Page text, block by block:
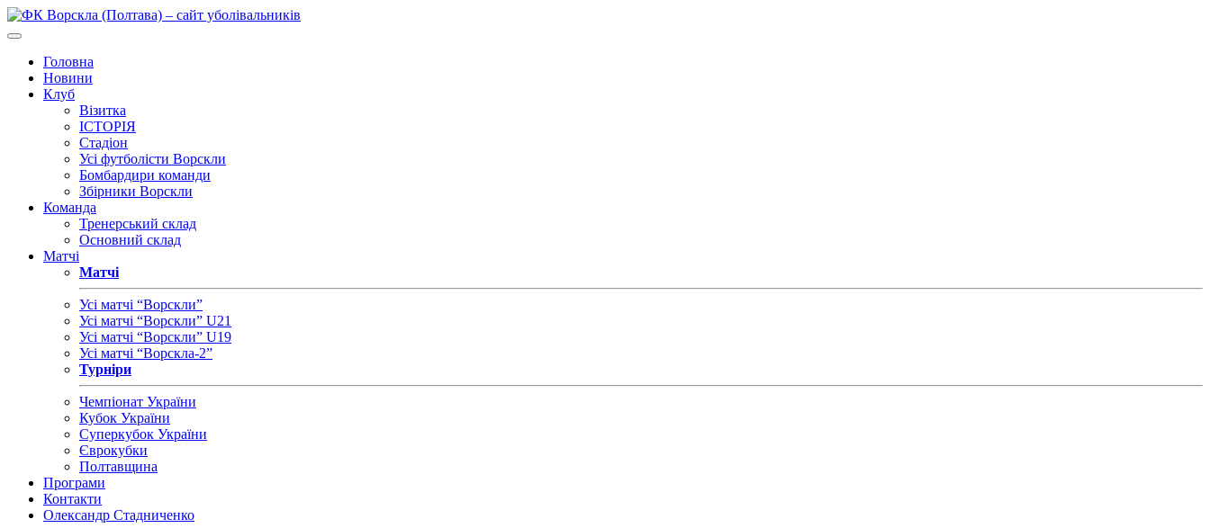
Головна
Новини
Клуб
Візитка
ІСТОРІЯ
Стадіон
Усі футболісти Ворскли
Бомбардири команди
Збірники Ворскли
Команда
Тренерський склад
Основний склад
Матчі
Матчі
Усі матчі “Ворскли”
Усі матчі “Ворскли” U21
Усі матчі “Ворскли” U19
Усі матчі “Ворскла-2”
Турніри
Чемпіонат України
Кубок України
Суперкубок України
Єврокубки
Полтавщина
Програми
Контакти
Олександр Стадниченко